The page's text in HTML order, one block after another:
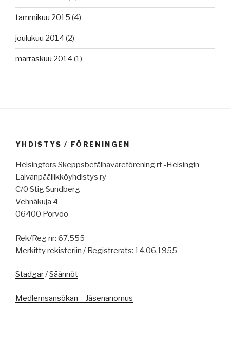
tammikuu 2015 (4)
joulukuu 2014 (2)
marraskuu 2014 (1)
YHDISTYS / FÖRENINGEN
Helsingfors Skeppsbefälhavareförening rf -Helsingin
Laivanpäällikköyhdistys ry
C/0 Stig Sundberg
Vehnäkuja 4
06400 Porvoo
Rek/Reg nr: 67.555
Merkitty rekisteriin / Registrerats: 14.06.1955
Stadgar/Säännöt
Medlemsansökan – Jäsenanomus